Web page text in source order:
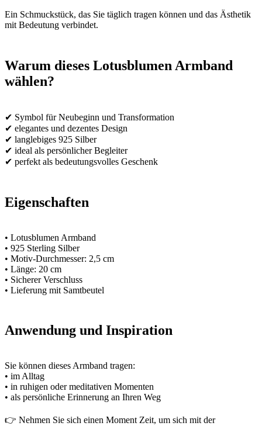
Ein Schmuckstück, das Sie täglich tragen können und das Ästhetik
mit Bedeutung verbindet.
Warum dieses Lotusblumen Armband
wählen?
✔ Symbol für Neubeginn und Transformation
✔ elegantes und dezentes Design
✔ langlebiges 925 Silber
✔ ideal als persönlicher Begleiter
✔ perfekt als bedeutungsvolles Geschenk
Eigenschaften
• Lotusblumen Armband
• 925 Sterling Silber
• Motiv-Durchmesser: 2,5 cm
• Länge: 20 cm
• Sicherer Verschluss
• Lieferung mit Samtbeutel
Anwendung und Inspiration
Sie können dieses Armband tragen:
• im Alltag
• in ruhigen oder meditativen Momenten
• als persönliche Erinnerung an Ihren Weg
👉 Nehmen Sie sich einen Moment Zeit, um sich mit der